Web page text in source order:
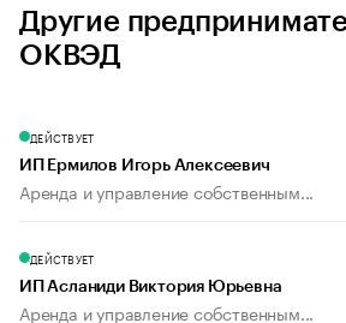
Другие
ОКВЭД
ДЕЙСТВУЕТ
ИП Ермилов Игорь Алексеевич
Аренда и управление собственным...
ДЕЙСТВУЕТ
ИП Асланиди Виктория Юрьевна
Аренда и управление собственным...